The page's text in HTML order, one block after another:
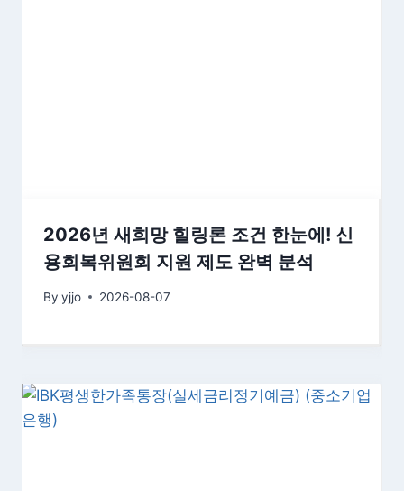
2026년 새희망 힐링론 조건 한눈에! 신
용회복위원회 지원 제도 완벽 분석
By yjjo 2026-08-07